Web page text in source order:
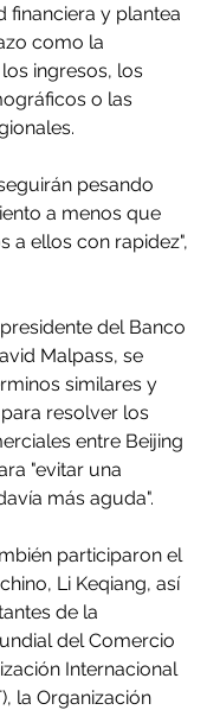
financiera y plantea
como la
ingresos, los
o las
pesando
a menos que
a ellos con rapidez",
del Banco
Malpass, se
similares y
resolver los
entre Beijing
"evitar una
más aguda".
participaron el
Li Keqiang, así
de la
del Comercio
Internacional
la Organización